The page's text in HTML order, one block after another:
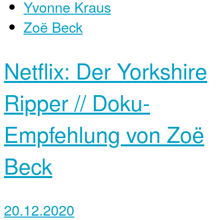
Yvonne Kraus
Zoë Beck
Netflix: Der Yorkshire
Ripper // Doku-
Empfehlung von Zoë
Beck
20.12.2020